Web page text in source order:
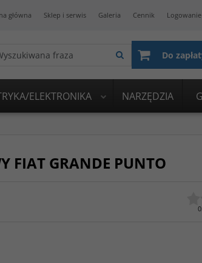
główna Sklep i serwis Galeria Cennik Logowanie
Do
ELEKTRONIKA NARZĘDZIA
FIAT GRANDE PUNTO